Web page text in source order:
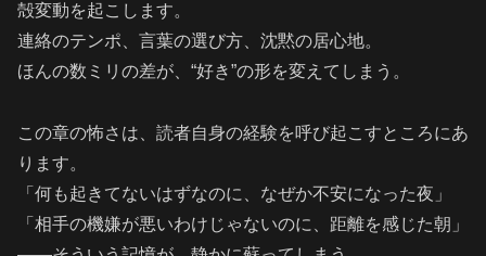
殻変動を起こします。
連絡のテンポ、言葉の選び方、沈黙の居心地。
ほんの数ミリの差が、“好き”の形を変えてしまう。
この章の怖さは、読者自身の経験を呼び起こすところにあ
ります。
「何も起きてないはずなのに、なぜか不安になった夜」
「相手の機嫌が悪いわけじゃないのに、距離を感じた朝」